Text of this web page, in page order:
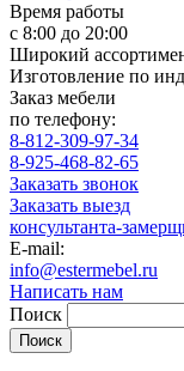
Время работы
с 8:00 до 20:00
Широкий
Изготовление по
Заказ мебели
по телефону:
8-812-309-97-34
8-925-468-82-65
Заказать звонок
Заказать выезд
консультанта-
E-mail:
info@estermebel.ru
Написать нам
Поиск